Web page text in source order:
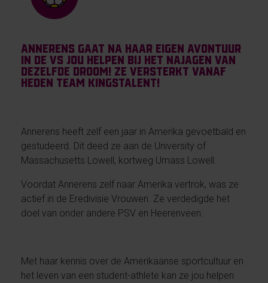
Annerens gaat na haar eigen avontuur
in de VS jou helpen bij het najagen van
dezelfde droom! Ze versterkt vanaf
heden Team KingsTalent!
Annerens heeft zelf een jaar in Amerika gevoetbald en
gestudeerd. Dit deed ze aan de University of
Massachusetts Lowell, kortweg Umass Lowell.
Voordat Annerens zelf naar Amerika vertrok, was ze
actief in de Eredivisie Vrouwen. Ze verdedigde het
doel van onder andere PSV en Heerenveen.
Met haar kennis over de Amerikaanse sportcultuur en
het leven van een student-athlete kan ze jou helpen